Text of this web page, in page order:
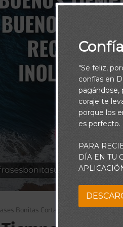
Bonitas Cortas
"Se feliz,
confías en
pagándose,
coraje te
porque los
es perfecto.
PARA
DÍA EN TU